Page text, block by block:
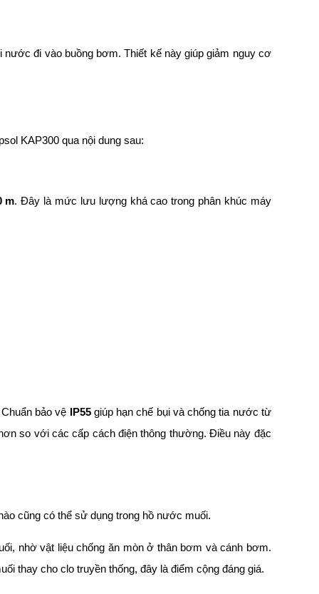
đi vào buồng bơm. Thiết kế này giúp giảm nguy cơ
KAP300 qua nội dung sau:
m. Đây là mức lưu lượng khá cao trong phân khúc máy
bảo vệ IP55giúp hạn chế bụi và chống tia nước từ
so với các cấp cách điện thông thường. Điều này đặc
cũng có thể sử dụng trong hồ nước muối.
nhờ vật liệu chống ăn mòn ở thân bơm và cánh bơm.
thay cho clo truyền thống, đây là điểm cộng đáng giá.